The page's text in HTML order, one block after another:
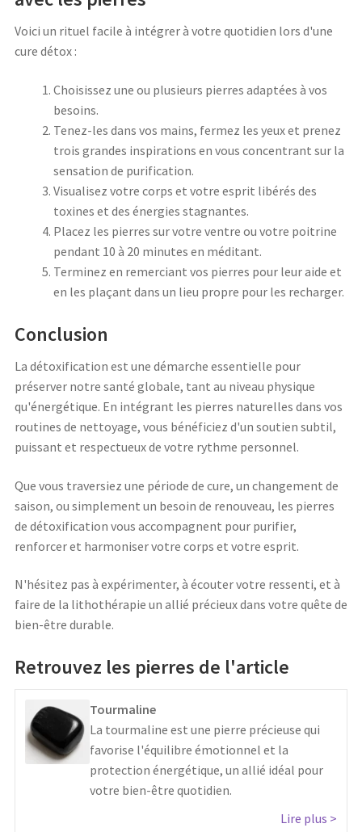
Voici un rituel facile à intégrer à votre quotidien lors d'une
cure détox :
Choisissez une ou plusieurs pierres adaptées à vos
besoins.
Tenez-les dans vos mains, fermez les yeux et prenez
trois grandes inspirations en vous concentrant sur la
sensation de purification.
Visualisez votre corps et votre esprit libérés des
toxines et des énergies stagnantes.
Placez les pierres sur votre ventre ou votre poitrine
pendant 10 à 20 minutes en méditant.
Terminez en remerciant vos pierres pour leur aide et
en les plaçant dans un lieu propre pour les recharger.
Conclusion
La détoxification est une démarche essentielle pour
préserver notre santé globale, tant au niveau physique
qu'énergétique. En intégrant les pierres naturelles dans vos
routines de nettoyage, vous bénéficiez d'un soutien subtil,
puissant et respectueux de votre rythme personnel.
Que vous traversiez une période de cure, un changement de
saison, ou simplement un besoin de renouveau, les pierres
de détoxification vous accompagnent pour purifier,
renforcer et harmoniser votre corps et votre esprit.
N'hésitez pas à expérimenter, à écouter votre ressenti, et à
faire de la lithothérapie un allié précieux dans votre quête de
bien-être durable.
Retrouvez les pierres de l'article
Tourmaline
La tourmaline est une pierre précieuse qui
favorise l'équilibre émotionnel et la
protection énergétique, un allié idéal pour
votre bien-être quotidien.
Lire plus